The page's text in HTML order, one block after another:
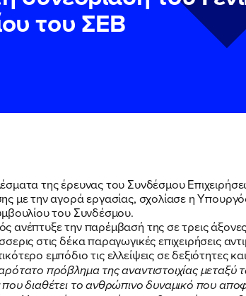
του ΣΕΒ
της έρευνας του Συνδέσμου
με την αγορά εργασίας, σχολίασε η
του Συνδέσμου.
ανέπτυξε την παρέμβασή της σε τρεις
στις δέκα παραγωγικές επιχειρήσεις
εμπόδιο τις ελλείψεις σε δεξιότητες
πρόβλημα της αναντιστοιχίας
διαθέτει το ανθρώπινο δυναμικό που
Αποδέχομαι την Πολιτική
δικτυακού τόπου του Πολιτικού
Αποδέχομαι την Πολιτική
δικτυακού τόπου του Πολιτικού